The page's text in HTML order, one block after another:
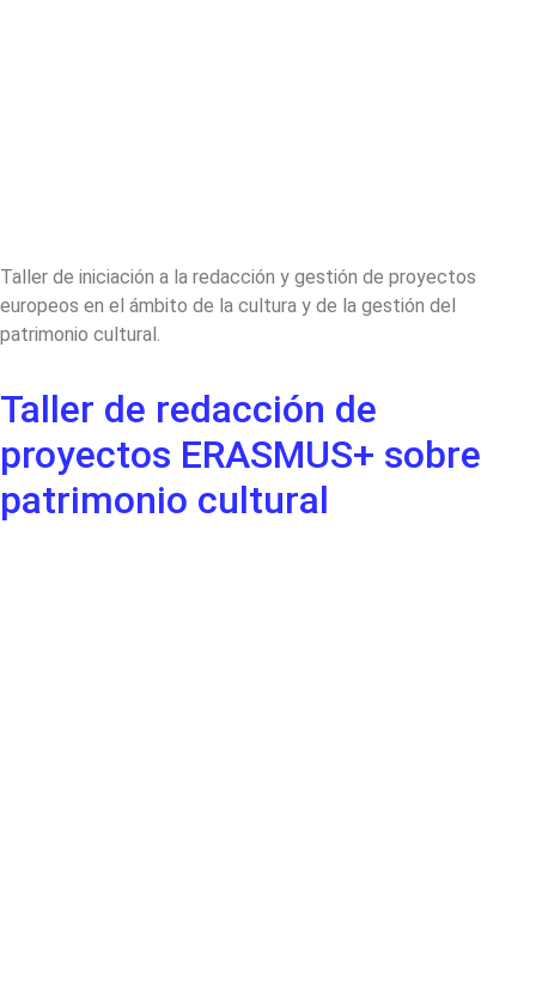
Taller de iniciación a la redacción y gestión de proyectos
europeos en el ámbito de la cultura y de la gestión del
patrimonio cultural.
Taller de redacción de
proyectos ERASMUS+ sobre
patrimonio cultural